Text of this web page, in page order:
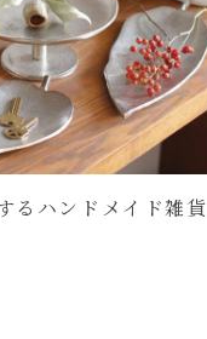
るハンドメイド雑貨